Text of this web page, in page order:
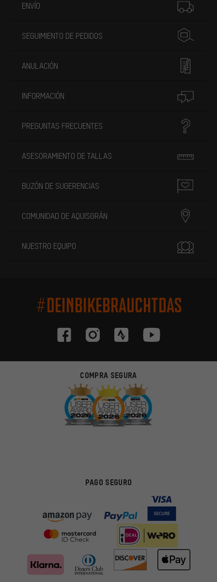
ENVÍO
SEGUIMIENTO DE PEDIDOS
ANULACIÓN
INFORMACIÓN
PREGUNTAS FRECUENTES
ASESORAMIENTO DE TALLAS
BUZÓN DE SUGERENCIAS
COMUNIDAD DE AQUISGRÁN
NUESTRO EQUIPO
#DEINBIKEBRAUCHTDAS
COMPRA SEGURA
PAGO SEGURO